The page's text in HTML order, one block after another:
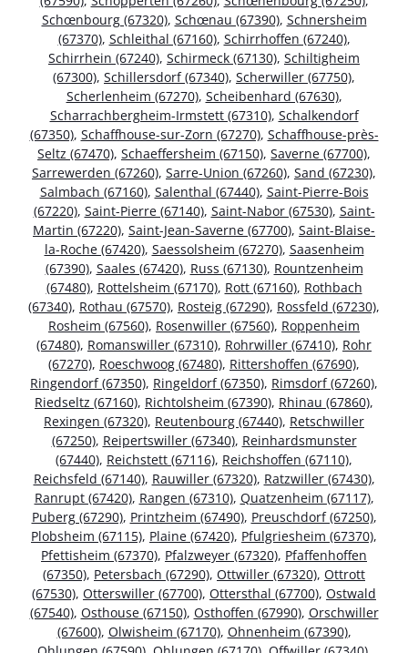
Schœnbourg (67320), Schœnau (67390), Schnersheim
(67370), Schleithal (67160), Schirrhoffen (67240),
Schirrhein (67240), Schirmeck (67130), Schiltigheim
(67300), Schillersdorf (67340), Scherwiller (67750),
Scherlenheim (67270), Scheibenhard (67630),
Scharrachbergheim-Irmstett (67310), Schalkendorf
(67350), Schaffhouse-sur-Zorn (67270), Schaffhouse-près-
Seltz (67470), Schaeffersheim (67150), Saverne (67700),
Sarrewerden (67260), Sarre-Union (67260), Sand (67230),
Salmbach (67160), Salenthal (67440), Saint-Pierre-Bois
(67220), Saint-Pierre (67140), Saint-Nabor (67530), Saint-
Martin (67220), Saint-Jean-Saverne (67700), Saint-Blaise-
la-Roche (67420), Saessolsheim (67270), Saasenheim
(67390), Saales (67420), Russ (67130), Rountzenheim
(67480), Rottelsheim (67170), Rott (67160), Rothbach
(67340), Rothau (67570), Rosteig (67290), Rossfeld (67230),
Rosheim (67560), Rosenwiller (67560), Roppenheim
(67480), Romanswiller (67310), Rohrwiller (67410), Rohr
(67270), Roeschwoog (67480), Rittershoffen (67690),
Ringendorf (67350), Ringeldorf (67350), Rimsdorf (67260),
Riedseltz (67160), Richtolsheim (67390), Rhinau (67860),
Rexingen (67320), Reutenbourg (67440), Retschwiller
(67250), Reipertswiller (67340), Reinhardsmunster
(67440), Reichstett (67116), Reichshoffen (67110),
Reichsfeld (67140), Rauwiller (67320), Ratzwiller (67430),
Ranrupt (67420), Rangen (67310), Quatzenheim (67117),
Puberg (67290), Printzheim (67490), Preuschdorf (67250),
Plobsheim (67115), Plaine (67420), Pfulgriesheim (67370),
Pfettisheim (67370), Pfalzweyer (67320), Pfaffenhoffen
(67350), Petersbach (67290), Ottwiller (67320), Ottrott
(67530), Otterswiller (67700), Ottersthal (67700), Ostwald
(67540), Osthouse (67150), Osthoffen (67990), Orschwiller
(67600), Olwisheim (67170), Ohnenheim (67390),